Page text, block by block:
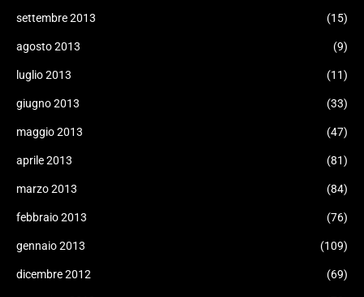
settembre 2013 (15)
agosto 2013 (9)
luglio 2013 (11)
giugno 2013 (33)
maggio 2013 (47)
aprile 2013 (81)
marzo 2013 (84)
febbraio 2013 (76)
gennaio 2013 (109)
dicembre 2012 (69)